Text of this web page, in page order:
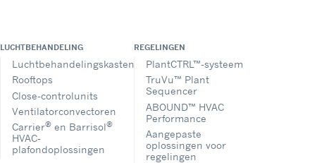
LUCHTBEHANDELING
Luchtbehandelingskasten
Rooftops
Close-controlunits
Ventilatorconvectoren
Carrier® en Barrisol®
HVAC-
plafondoplossingen
REGELINGEN
PlantCTRL™-systeem
TruVu™ Plant
Sequencer
ABOUND™ HVAC
Performance
Aangepaste
oplossingen voor
regelingen